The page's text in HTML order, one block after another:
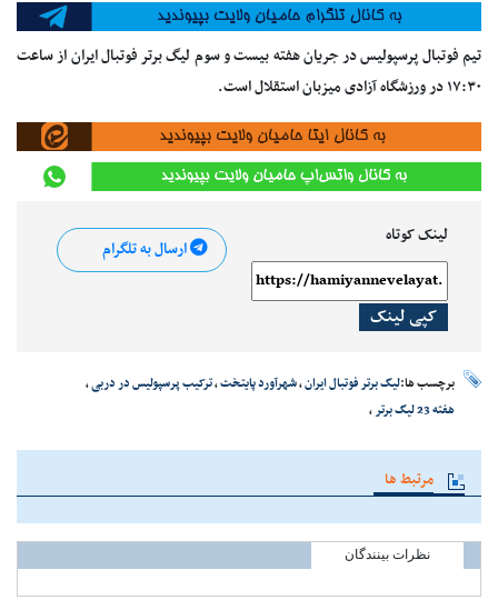
تیم فوتبال پرسپولیس در جریان هفته بیست‌ و سوم لیگ برتر فوتبال ایران از ساعت
۱۷:۳۰ در ورزشگاه آزادی میزبان استقلال است.
لینک کوتاه
کپی لینک
ارسال به تلگرام
برچسب ها:لیگ برتر فوتبال ایران،شهرآورد پایتخت،ترکیب پرسپولیس در دربی،
هفته 23 لیگ برتر
،
مرتبط ها
نظرات بینندگان